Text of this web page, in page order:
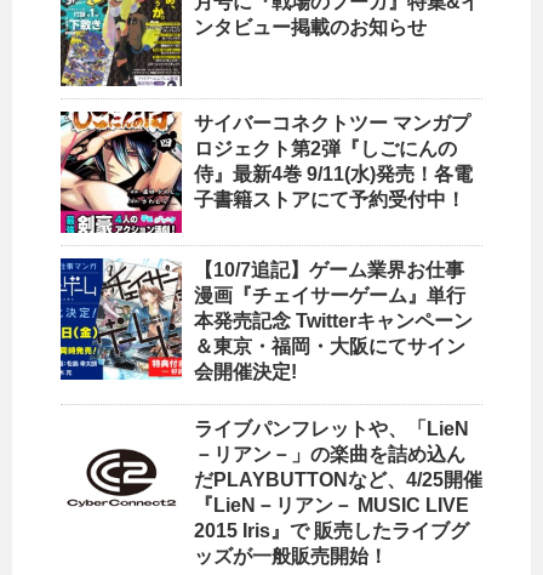
ンタビュー掲載のお知らせ
サイバーコネクトツー マンガプ
ロジェクト第2弾『しごにんの
侍』最新4巻 9/11(水)発売！各電
子書籍ストアにて予約受付中！
【10/7追記】ゲーム業界お仕事
漫画『チェイサーゲーム』単行
本発売記念 Twitterキャンペーン
＆東京・福岡・大阪にてサイン
会開催決定!
ライブパンフレットや、「LieN
－リアン－」の楽曲を詰め込ん
だPLAYBUTTONなど、4/25開催
『LieN－リアン－ MUSIC LIVE
2015 Iris』で 販売したライブグ
ッズが一般販売開始！